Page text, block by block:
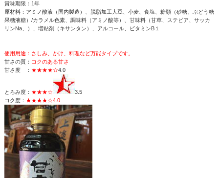
賞味期限：1年
原材料：アミノ酸液（国内製造）、脱脂加工大豆、小麦、食塩、糖類（砂糖、ぶどう糖
果糖液糖）/カラメル色素、調味料（アミノ酸等）、甘味料（甘草、ステビア、サッカ
リンNa、）、増粘剤（キサンタン）、アルコール、ビタミンB１
使用用途：さしみ、かけ、料理など万能タイプです。
甘さの質： コクのある甘さ
甘さ度 ： ★★★★☆4.0
とろみ度： ★★★☆
3.5
コク度： ★★★★☆4.0